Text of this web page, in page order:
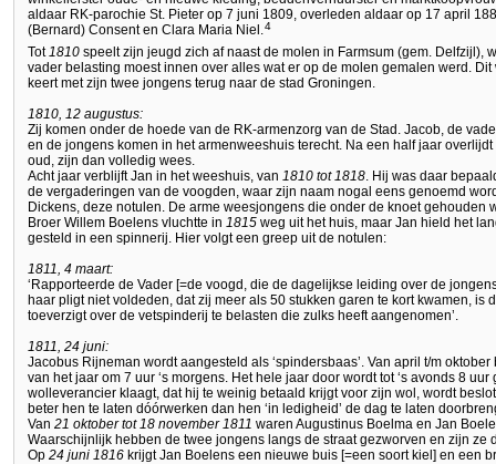
aldaar RK-parochie St. Pieter op 7 juni 1809, overleden aldaar op 17 april
(Bernard) Consent en Clara Maria Niel. 4
Tot 1810 speelt zijn jeugd zich af naast de molen in Farmsum (gem. Delfzijl),
vader belasting moest innen over alles wat er op de molen gemalen werd.
keert met zijn twee jongens terug naar de stad Groningen.
1810, 12 augustus:
Zij komen onder de hoede van de RK-armenzorg van de Stad. Jacob, de
en de jongens komen in het armenweeshuis terecht. Na een half jaar overlijdt
oud, zijn dan volledig wees.
Acht jaar verblijft Jan in het weeshuis, van 1810 tot 1818 . Hij was daar
de vergaderingen van de voogden, waar zijn naam nogal eens genoemd
Dickens, deze notulen. De arme weesjongens die onder de knoet gehouden
Broer Willem Boelens vluchtte in 1815 weg uit het huis, maar Jan hield het
gesteld in een spinnerij. Hier volgt een greep uit de notulen:
1811, 4 maart:
‘Rapporteerde de Vader [=de voogd, die de dagelijkse leiding over de
haar pligt niet voldeden, dat zij meer als 50 stukken garen te kort kwamen, is
toeverzigt over de vetspinderij te belasten die zulks heeft aangenomen’.
1811, 24 juni:
Jacobus Rijneman wordt aangesteld als ‘spindersbaas’. Van april t/m
van het jaar om 7 uur ‘s morgens. Het hele jaar door wordt tot ‘s avonds 8
wolleverancier klaagt, dat hij te weinig betaald krijgt voor zijn wol, wordt
beter hen te laten dóórwerken dan hen ‘in ledigheid’ de dag te laten
Van 21 oktober tot 18 november 1811 waren Augustinus Boelma en Jan
Waarschijnlijk hebben de twee jongens langs de straat gezworven en zijn ze
Op 24 juni 1816 krijgt Jan Boelens een nieuwe buis [=een soort kiel] en een